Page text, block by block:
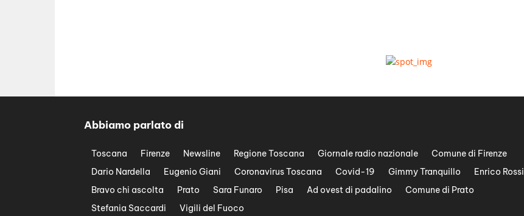
Abbiamo parlato di
Toscana Firenze Newsline Regione Toscana Giornale radio nazionale
Comune di Firenze
Dario Nardella
Eugenio Giani Coronavirus Toscana Covid-19 Gimmy Tranquillo
Enrico Rossi
Bravo chi ascolta
Prato Sara Funaro Pisa Ad ovest di padalino
Comune di Prato
Stefania Saccardi
Vigili del Fuoco